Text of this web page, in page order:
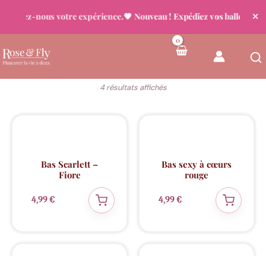
nous votre expérience.💗 Nouveau ! Expédiez vos ballons ✕
au
4 résultats affichésTrié
Bas Scarlett –
Fiore
4,99€
Bas sexy à cœurs
rouge
4,99€